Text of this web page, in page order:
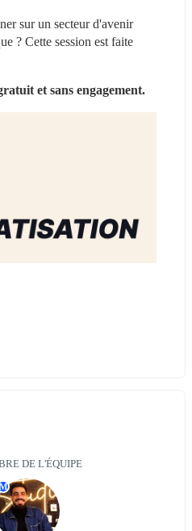
sur un secteur d'avenir
? Cette session est faite
et sans engagement.
DE L'ÉQUIPE
M